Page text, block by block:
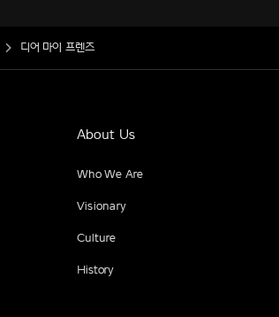
디어 마이 프렌즈
About Us
Who We Are
Visionary
Culture
History